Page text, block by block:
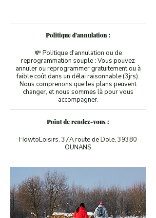
Politique d'annulation :
💸 Politique d'annulation ou de
reprogrammation souple : Vous pouvez
annuler ou reprogrammer gratuitement ou à
faible coût dans un délai raisonnable (3jrs).
Nous comprenons que les plans peuvent
changer, et nous sommes là pour vous
accompagner.
Point de rendez-vous :
HowtoLoisirs, 37A route de Dole, 39380
OUNANS